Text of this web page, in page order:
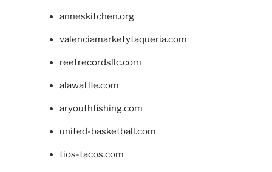
anneskitchen.org
valenciamarketytaqueria.com
reefrecordsllc.com
alawaffle.com
aryouthfishing.com
united-basketball.com
tios-tacos.com